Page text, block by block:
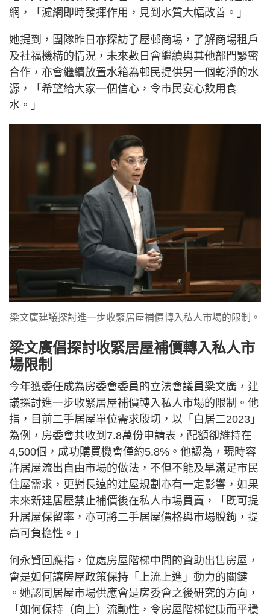
網，「濾網即時發揮作用，見到水質大幅改善。」
她提到，團隊昨日亦探訪了屋邨商場，了解商場租戶
及社福機構的情況，未來數日會繼續與其他部門緊密
合作，亦會繼續放置水箱為邨民提供另一個乾淨的水
源，「希望給大家一個信心，令市民安心飲用食
水。」
梁文廣建議探討進一步收緊居屋補價轉入私人市場的限制。
梁文廣倡探討收緊居屋補價轉入私人市
場限制
今年獲委任成為房委會委員的立法會議員梁文廣，建
議探討進一步收緊居屋補價轉入私人市場的限制。他
指，目前二手居屋單位需求殷切，以「白居二2023」
為例，房委會共收到7.8萬份申請表，配額卻維持在
4,500個，成功購買機會僅約5.8%。他認為，現時容
許居屋流出自由市場的做法，不但不能及早滿足市民
住屋需求，更對長遠的建屋規劃亦有一定影響，如果
未來新建居屋禁止補價後在私人市場買賣，「既可提
升居屋保留率，亦可將二手居屋價格與市場脫鉤，提
高可負擔性。」
何永賢回應指，位處房屋階梯中間的資助出售房屋，
會是如何讓房屋政策保持「上流上進」動力的關鍵
。她認同居屋市場供應會是房委會之後研究的方向，
「如何保持（向上）流動性，令房屋階梯健康而平穩